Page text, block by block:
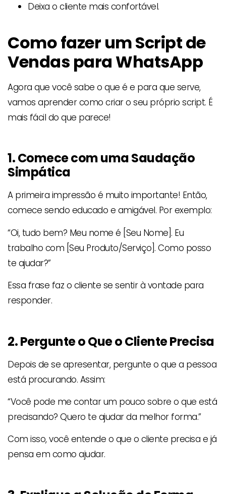
Deixa o cliente mais confortável.
Como fazer um Script de
Vendas para WhatsApp
Agora que você sabe o que é e para que serve,
vamos aprender como criar o seu próprio script. É
mais fácil do que parece!
1. Comece com uma Saudação
Simpática
A primeira impressão é muito importante! Então,
comece sendo educado e amigável. Por exemplo:
“Oi, tudo bem? Meu nome é [Seu Nome]. Eu
trabalho com [Seu Produto/Serviço]. Como posso
te ajudar?”
Essa frase faz o cliente se sentir à vontade para
responder.
2. Pergunte o Que o Cliente Precisa
Depois de se apresentar, pergunte o que a pessoa
está procurando. Assim:
“Você pode me contar um pouco sobre o que está
precisando? Quero te ajudar da melhor forma.”
Com isso, você entende o que o cliente precisa e já
pensa em como ajudar.